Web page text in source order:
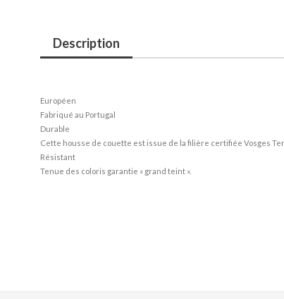
Description
Européen
Fabriqué au Portugal
Durable
Cette housse de couette est issue de la filière certifiée Vosges
Résistant
Tenue des coloris garantie « grand teint ».